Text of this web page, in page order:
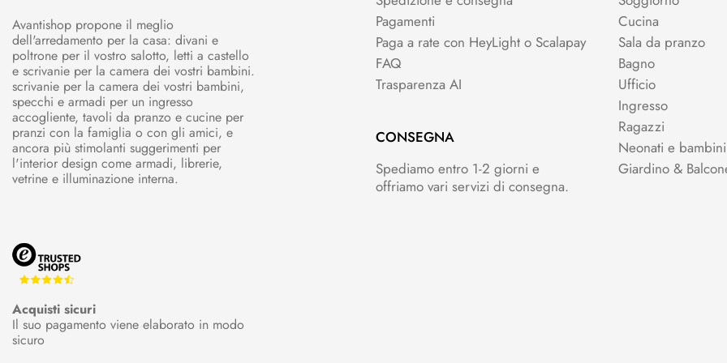
Avantishop propone il meglio
dell'arredamento per la casa: divani e
poltrone per il vostro salotto, letti a castello
e scrivanie per la camera dei vostri bambini.
scrivanie per la camera dei vostri bambini,
specchi e armadi per un ingresso
accogliente, tavoli da pranzo e cucine per
pranzi con la famiglia o con gli amici, e
ancora più stimolanti suggerimenti per
l'interior design come armadi, librerie,
vetrine e illuminazione interna.
Acquisti sicuri
Il suo pagamento viene elaborato in modo
sicuro
Pagamenti
Paga a rate con HeyLight o Scalapay
FAQ
Trasparenza AI
CONSEGNA
Spediamo entro 1-2 giorni e
offriamo vari servizi di consegna.
Cucina
Sala da pranzo
Bagno
Ufficio
Ingresso
Ragazzi
Neonati e bambini
Giardino &